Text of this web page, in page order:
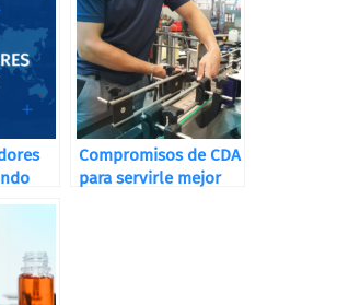
Compromisos de CDA
para servirle mejor